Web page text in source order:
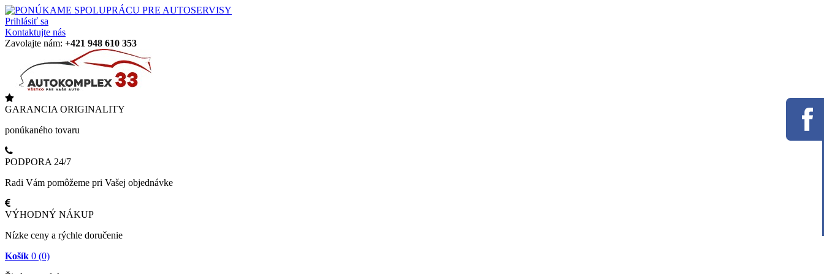
Prihlásiť sa
Kontaktujte nás
Zavolajte nám: +421 948 610 353
GARANCIA ORIGINALITY
ponúkaného tovaru
PODPORA 24/7
Radi Vám pomôžeme pri Vašej objednávke
VÝHODNÝ NÁKUP
Nízke ceny a rýchle doručenie
Košík 0 (0)